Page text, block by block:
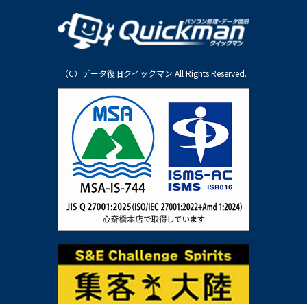
（C）データ復旧クイックマン All Rights Reserved.